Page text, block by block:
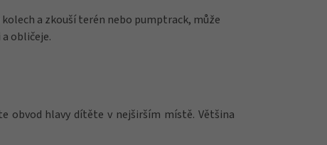
a zkouší terén nebo pumptrack, může
obličeje.
obvod hlavy dítěte v nejširším místě. Většina